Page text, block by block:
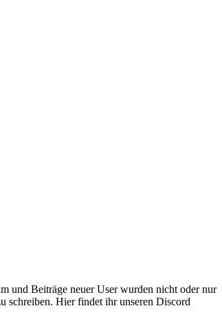
und Beiträge neuer User wurden nicht oder nur
schreiben. Hier findet ihr unseren Discord